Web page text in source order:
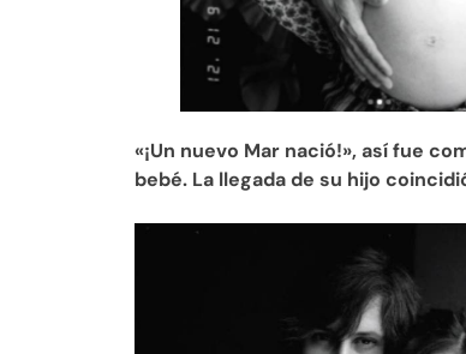
«¡Un nuevo Mar nació!», así fue
bebé. La llegada de su hijo